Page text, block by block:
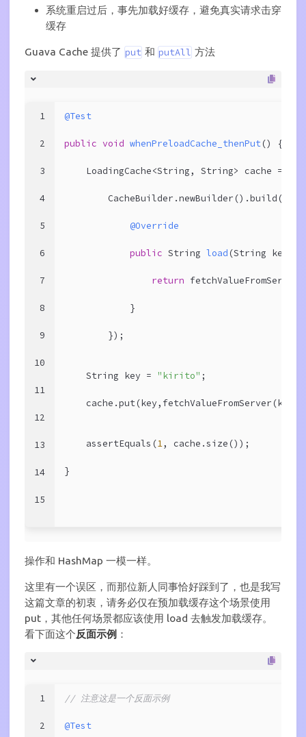
系统重启过后，事先加载好缓存，避免真实请求击穿
缓存
Guava Cache 提供了 put 和 putAll 方法
1
2
3
4
5
6
7
8
9
10
11
12
13
14
15
@Test
public void whenPreloadCache_thenPut() {
    LoadingCache<String, String> cache =
        CacheBuilder.newBuilder().build(
@Override
public String load (String key)
return
            }
        });
    String key =
"kirito" ;
    assertEquals(
1, cache.size());
}
操作和 HashMap 一模一样。
这里有一个误区，而那位新人同事恰好踩到了，也是我写
这篇文章的初衷，请务必仅在预加载缓存这个场景使用
put，其他任何场景都应该使用 load 去触发加载缓存。
看下面这个反面示例 ：
1
2
// 注意这是一个反面示例
@Test